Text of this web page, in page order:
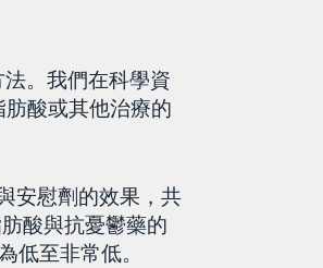
。我們在科學資
酸或其他治療的
安慰劑的效果，共
酸與抗憂鬱藥的
低至非常低。